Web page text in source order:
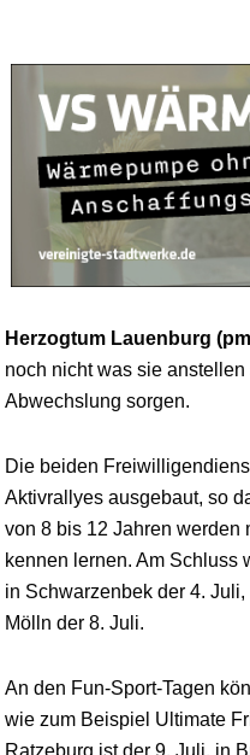
Herzogtum Lauenburg
noch nicht was sie
Abwechslung sorgen.
Die beiden
Aktivrallyes ausgebaut, so
von 8 bis 12 Jahren werden
kennen lernen. Am Schluss
in Schwarzenbek der 4.
Mölln der 8. Juli.
An den Fun-Sport-Tagen
wie zum Beispiel Ultimate
Ratzeburg ist der 9. Juli, in